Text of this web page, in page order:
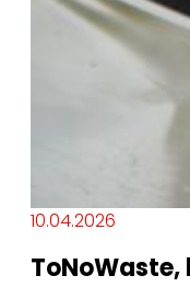
10.04.2026